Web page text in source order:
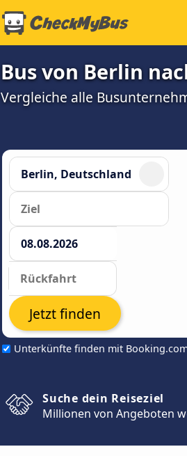
Bus von Berlin
Vergleiche alle
Unterkünfte finden mit
Jetzt finden
Suche dein Reiseziel
Millionen von Angeboten